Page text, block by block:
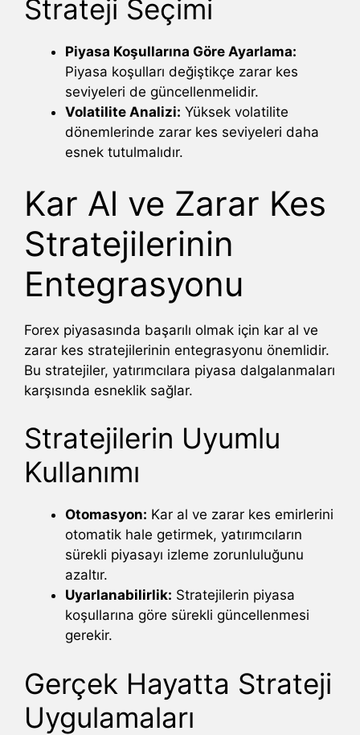
Strateji Seçimi
Piyasa Koşullarına Göre Ayarlama:
Piyasa koşulları değiştikçe zarar kes
seviyeleri de güncellenmelidir.
Volatilite Analizi: Yüksek volatilite
dönemlerinde zarar kes seviyeleri daha
esnek tutulmalıdır.
Kar Al ve Zarar Kes
Stratejilerinin
Entegrasyonu
Forex piyasasında başarılı olmak için kar al ve
zarar kes stratejilerinin entegrasyonu önemlidir.
Bu stratejiler, yatırımcılara piyasa dalgalanmaları
karşısında esneklik sağlar.
Stratejilerin Uyumlu
Kullanımı
Otomasyon: Kar al ve zarar kes emirlerini
otomatik hale getirmek, yatırımcıların
sürekli piyasayı izleme zorunluluğunu
azaltır.
Uyarlanabilirlik: Stratejilerin piyasa
koşullarına göre sürekli güncellenmesi
gerekir.
Gerçek Hayatta Strateji
Uygulamaları